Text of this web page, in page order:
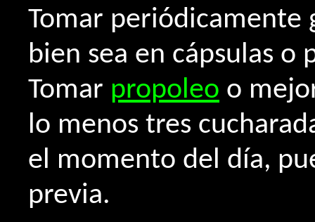
Tomar periódicamente
bien sea en cápsulas o
Tomar propoleo o
lo menos tres
el momento del día,
previa.